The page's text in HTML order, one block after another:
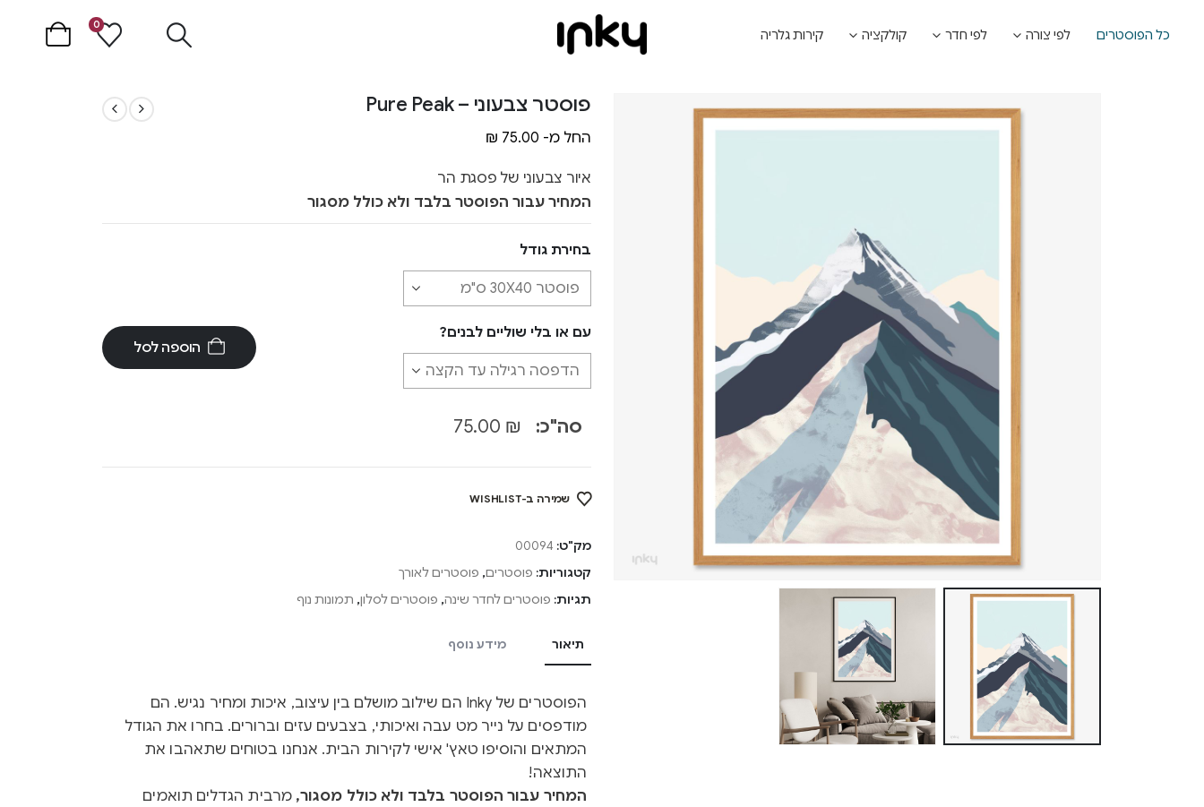
כל הפוסטרים לפי צורה לפי חדר קולקציה קירות גלריה
0
פוסטר צבעוני – Pure Peak
החל מ- ₪ 75.00
איור צבעוני של פסגת הר
המחיר עבור הפוסטר בלבד ולא כולל מסגור
בחירת גודל
עם או בלי שוליים לבנים?
סה"כ: ₪
הוספה לסל
שמירה ב-WISHLIST
מק"ט: 00094
קטגוריות: פוסטרים, פוסטרים לאורך
תגיות: פוסטרים לחדר שינה, פוסטרים לסלון, תמונות נוף
תיאור מידע נוסף
הפוסטרים של Inky הם שילוב מושלם בין עיצוב, איכות ומחיר נגיש. הם
מודפסים על נייר מט עבה ואיכותי, בצבעים עזים וברורים. בחרו את הגודל
המתאים והוסיפו טאץ' אישי לקירות הבית. אנחנו בטוחים שתאהבו את
התוצאה!
המחיר עבור הפוסטר בלבד ולא כולל מסגור, מרבית הגדלים תואמים